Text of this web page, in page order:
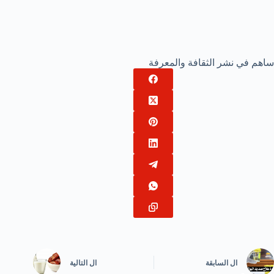
ساهم في نشر الثقافة والمعرفة
ال السابقة ال التالية